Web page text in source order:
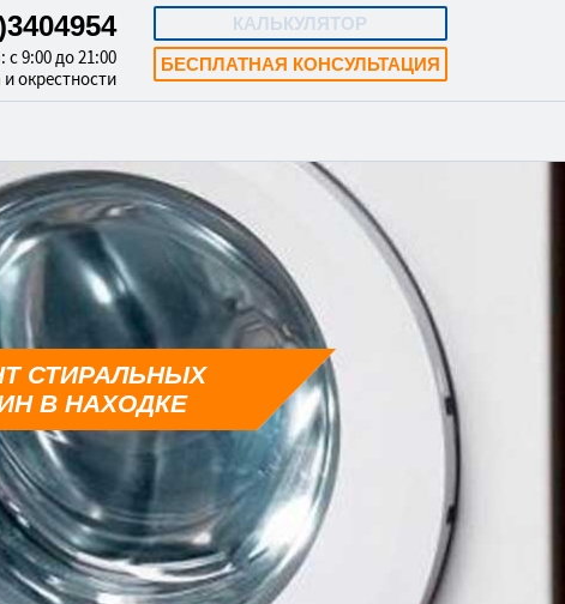
КАЛЬКУЛЯТОР
БЕСПЛАТНАЯ КОНСУЛЬТАЦИЯ
с 9:00 до 21:00
и окрестности
СТИРАЛЬНЫХ
В НАХОДКЕ